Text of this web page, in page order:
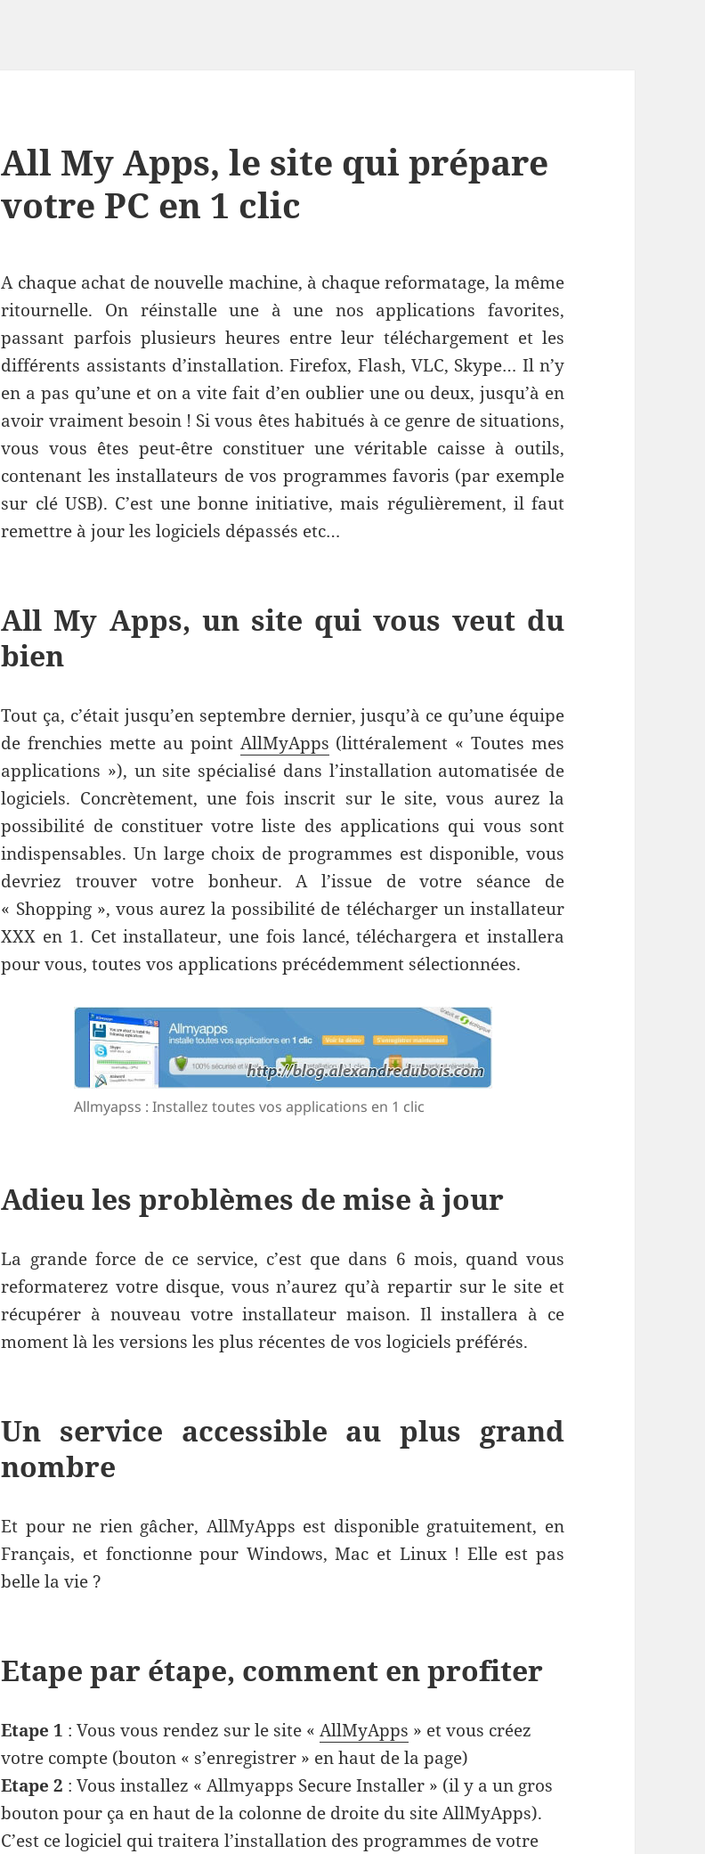
All My Apps, le site qui prépare
votre PC en 1 clic
A chaque achat de nouvelle machine, à chaque reformatage, la même
ritournelle. On réinstalle une à une nos applications favorites,
passant parfois plusieurs heures entre leur téléchargement et les
différents assistants d’installation. Firefox, Flash, VLC, Skype… Il n’y
en a pas qu’une et on a vite fait d’en oublier une ou deux, jusqu’à en
avoir vraiment besoin ! Si vous êtes habitués à ce genre de situations,
vous vous êtes peut-être constituer une véritable caisse à outils,
contenant les installateurs de vos programmes favoris (par exemple
sur clé USB). C’est une bonne initiative, mais régulièrement, il faut
remettre à jour les logiciels dépassés etc…
All My Apps, un site qui vous veut du
bien
Tout ça, c’était jusqu’en septembre dernier, jusqu’à ce qu’une équipe
de frenchies mette au point AllMyApps (littéralement « Toutes mes
applications »), un site spécialisé dans l’installation automatisée de
logiciels. Concrètement, une fois inscrit sur le site, vous aurez la
possibilité de constituer votre liste des applications qui vous sont
indispensables. Un large choix de programmes est disponible, vous
devriez trouver votre bonheur. A l’issue de votre séance de
« Shopping », vous aurez la possibilité de télécharger un installateur
XXX en 1. Cet installateur, une fois lancé, téléchargera et installera
pour vous, toutes vos applications précédemment sélectionnées.
Allmyapss : Installez toutes vos applications en 1 clic
Adieu les problèmes de mise à jour
La grande force de ce service, c’est que dans 6 mois, quand vous
reformaterez votre disque, vous n’aurez qu’à repartir sur le site et
récupérer à nouveau votre installateur maison. Il installera à ce
moment là les versions les plus récentes de vos logiciels préférés.
Un service accessible au plus grand
nombre
Et pour ne rien gâcher, AllMyApps est disponible gratuitement, en
Français, et fonctionne pour Windows, Mac et Linux ! Elle est pas
belle la vie ?
Etape par étape, comment en profiter
Etape 1 : Vous vous rendez sur le site «AllMyApps » et vous créez
votre compte (bouton « s’enregistrer » en haut de la page)
Etape 2 : Vous installez « Allmyapps Secure Installer » (il y a un gros
bouton pour ça en haut de la colonne de droite du site AllMyApps).
C’est ce logiciel qui traitera l’installation des programmes de votre